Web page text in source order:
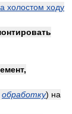
холостом ходу
обработку) на